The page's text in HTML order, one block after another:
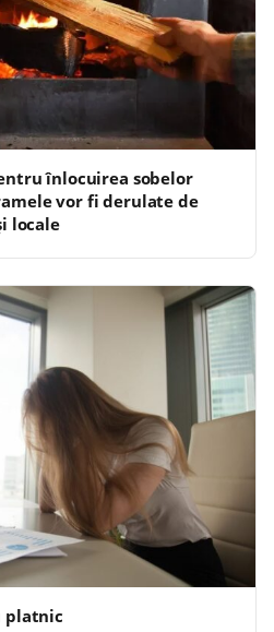
înlocuirea sobelor
vor fi derulate de
locale
platnic